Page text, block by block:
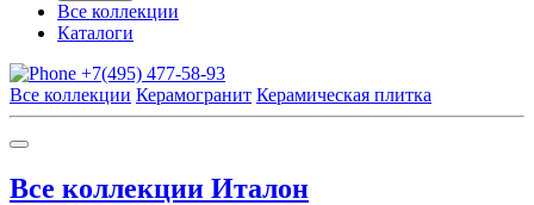
Все коллекции
Каталоги
+7(495) 477-58-93
Все коллекции Керамогранит Керамическая плитка
Все коллекции Италон